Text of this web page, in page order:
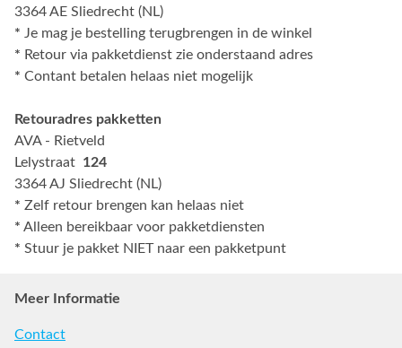
3364 AE Sliedrecht (NL)
* Je mag je bestelling terugbrengen in de winkel
* Retour via pakketdienst zie onderstaand adres
* Contant betalen helaas niet mogelijk
Retouradres pakketten
AVA - Rietveld
Lelystraat 124
3364 AJ Sliedrecht (NL)
* Zelf retour brengen kan helaas niet
* Alleen bereikbaar voor pakketdiensten
* Stuur je pakket NIET naar een pakketpunt
Meer Informatie
Contact